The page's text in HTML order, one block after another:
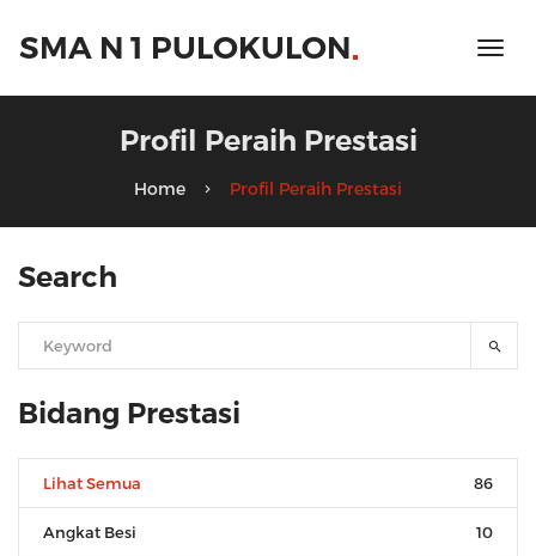
SMA N 1 PULOKULON
Profil Peraih Prestasi
Home Profil Peraih Prestasi
Search
Bidang Prestasi
Lihat Semua 86
Angkat Besi 10